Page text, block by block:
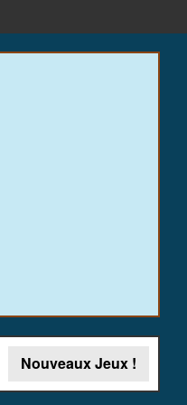
Nouveaux Jeux !